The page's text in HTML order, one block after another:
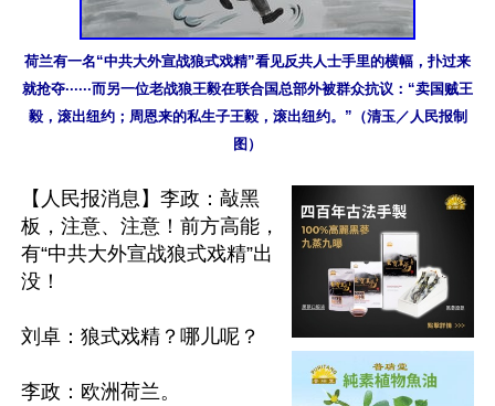
荷兰有一名“中共大外宣战狼式戏精”看见反共人士手里的横幅，扑过来
就抢夺······而另一位老战狼王毅在联合国总部外被群众抗议：“卖国贼王
毅，滚出纽约；周恩来的私生子王毅，滚出纽约。”（清玉／人民报制
图）
【人民报消息】李政：敲黑
板，注意、注意！前方高能，
有“中共大外宣战狼式戏精”出
没！
刘卓：狼式戏精？哪儿呢？
李政：欧洲荷兰。